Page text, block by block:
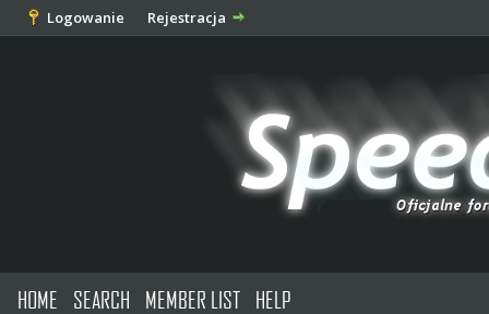
Logowanie Rejestracja
HOME SEARCH MEMBER LIST HELP